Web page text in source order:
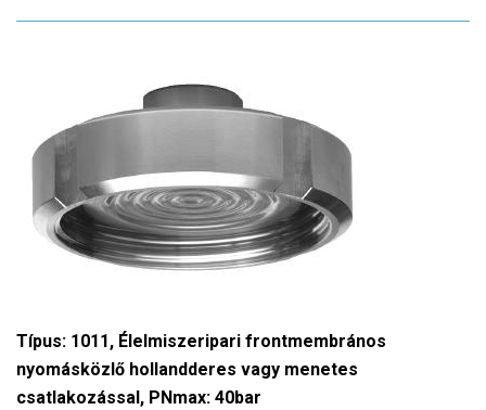
Típus: 1011, Élelmiszeripari frontmembrános
nyomásközlő hollandderes vagy menetes
csatlakozással, PNmax: 40bar